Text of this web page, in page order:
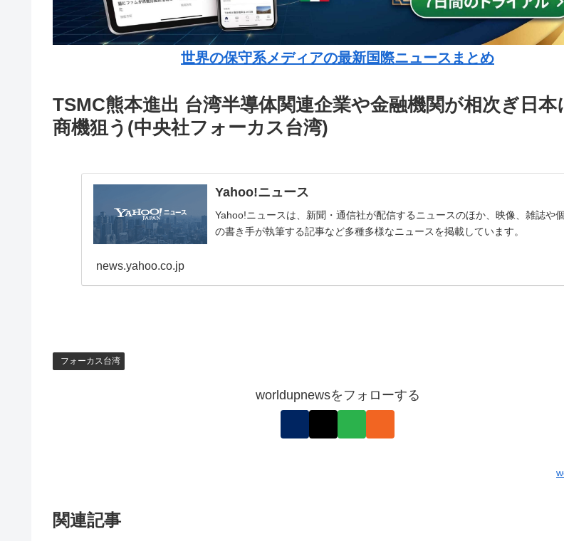
世界の保守系メディアの最新国際ニュースまとめ
TSMC熊本進出 台湾半導体関連企業や金融機関が相次ぎ日本
商機狙う(中央社フォーカス台湾)
Yahoo!ニュース
Yahoo!ニュースは、新聞・通信社が配信するニュースのほか、映像、雑誌や
の書き手が執筆する記事など多種多様なニュースを掲載しています。
news.yahoo.co.jp
フォーカス台湾
worldupnewsをフォローする
関連記事